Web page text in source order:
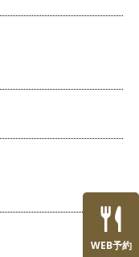
WEB予約